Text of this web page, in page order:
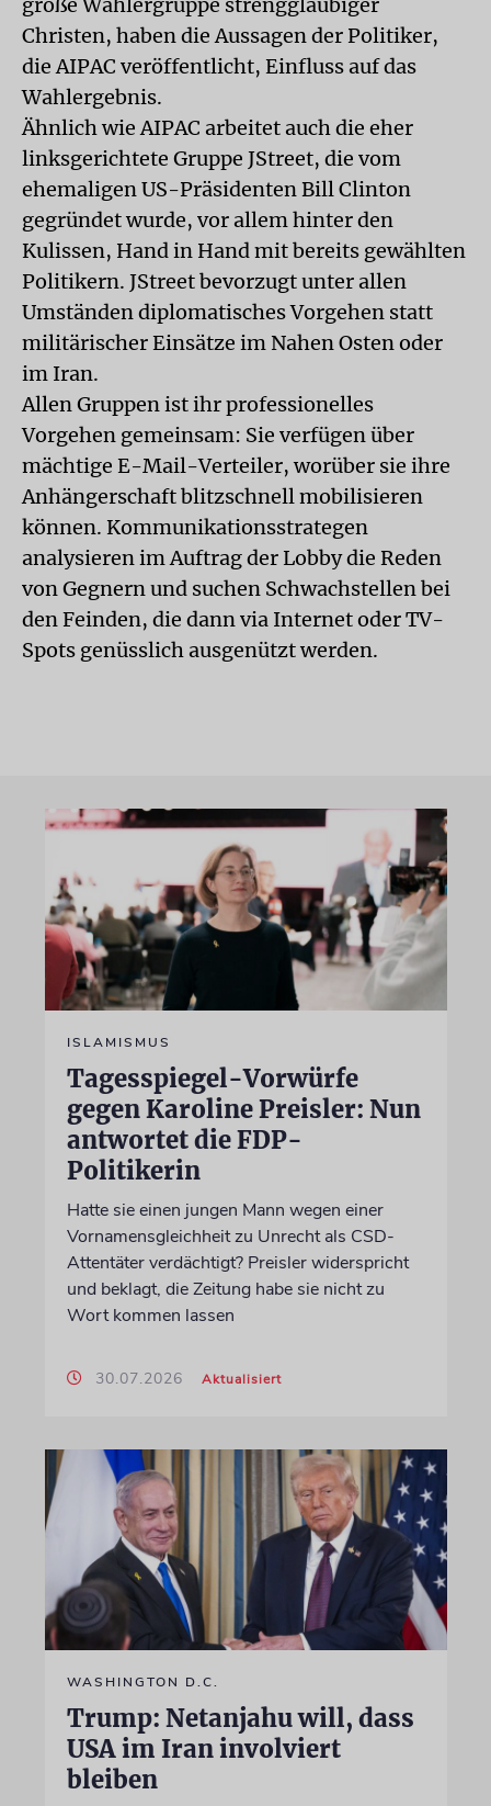
Christen, haben die Aussagen der Politiker,
die AIPAC veröffentlicht, Einfluss auf das
Wahlergebnis.
Ähnlich wie AIPAC arbeitet auch die eher
linksgerichtete Gruppe JStreet, die vom
ehemaligen US-Präsidenten Bill Clinton
gegründet wurde, vor allem hinter den
Kulissen, Hand in Hand mit bereits gewählten
Politikern. JStreet bevorzugt unter allen
Umständen diplomatisches Vorgehen statt
militärischer Einsätze im Nahen Osten oder
im Iran.
Allen Gruppen ist ihr professionelles
Vorgehen gemeinsam: Sie verfügen über
mächtige E-Mail-Verteiler, worüber sie ihre
Anhängerschaft blitzschnell mobilisieren
können. Kommunikationsstrategen
analysieren im Auftrag der Lobby die Reden
von Gegnern und suchen Schwachstellen bei
den Feinden, die dann via Internet oder TV-
Spots genüsslich ausgenützt werden.
ISLAMISMUS
Tagesspiegel-Vorwürfe
gegen Karoline Preisler: Nun
antwortet die FDP-
Politikerin
Hatte sie einen jungen Mann wegen einer
Vornamensgleichheit zu Unrecht als CSD-
Attentäter verdächtigt? Preisler widerspricht
und beklagt, die Zeitung habe sie nicht zu
Wort kommen lassen
30.07.2026 Aktualisiert
WASHINGTON D.C.
Trump: Netanjahu will, dass
USA im Iran involviert
bleiben